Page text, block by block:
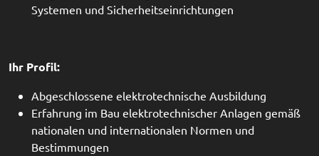
Systemen und Sicherheitseinrichtungen
Ihr Profil:
Abgeschlossene elektrotechnische Ausbildung
Erfahrung im Bau elektrotechnischer Anlagen gemäß
nationalen und internationalen Normen und
Bestimmungen